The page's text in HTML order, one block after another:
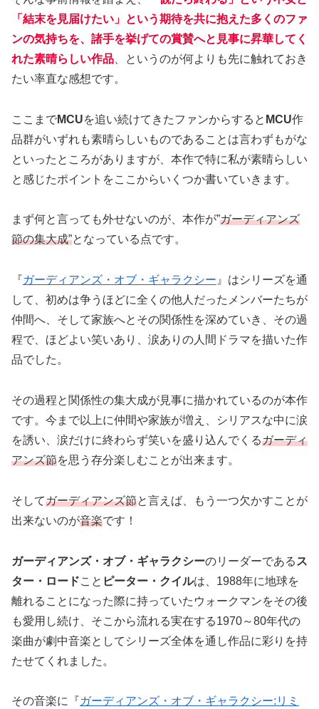
「結末を見届けたい」という期待を共に抱えた多くのファ
ンの気持ちを、諸手を挙げての賞賛へと見事に昇華してく
れた素晴らしい作品 、というのが何よりも先に触れておき
たい率直な感想です。
ここまでMCUを追い続けてきたファンからすると MCU作
品群がいずれも素晴らしいものであることは言わずもがな
といったところがありますが、本作で特に私が素晴らしい
と感じたポイントをここからいくつか書いていきます。
まず何と言っても外せないのが、本作が”ガーディアンズ
節の集大成”となっている点です。
『ガーディアンズ・オブ・ギャラクシー 』はシリーズを通
して、初めは争うほどに全くの他人だったメンバーたちが
仲間へ、そして家族へとその関係性を深めていき、その過
程で、ほどよい笑いあり、涙ありの人間ドラマを描いた作
品でした。
その過程と関係性の集大成が見事に描かれているのが本作
です。今まで以上に仲間や家族が増え、シリアスな中に涙
を誘い、涙だけに終わらず笑いを盛り込んでくるガーディ
アンズ節を思う存分楽しむことが出来ます。
そしてガーディアンズ節と言えば、もう一つ欠かすことが
出来ないのが音楽です！
ガーディアンズ・オブ・ギャラクシーのリーダーである ス
ター・ロードこと ピーター・クイルは、1988年に地球を
離れることになった際に持っていたウォークマンをその後
も愛用し続け、そこから流れる実在する1970～80年代の
楽曲が劇中音楽としてシリーズ全体を通し作品に彩りを持
たせてくれました。
その音楽に『ガーディアンズ・オブ・ギャラクシー:リミ